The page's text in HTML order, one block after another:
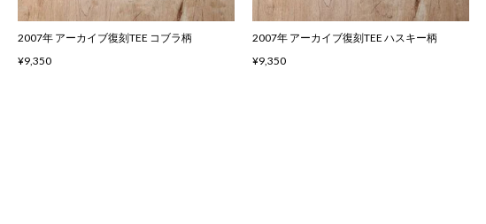
2007年 アーカイブ復刻TEE コブラ柄
¥9,350
2007年 アーカイブ復刻TEE ハスキー柄
¥9,350